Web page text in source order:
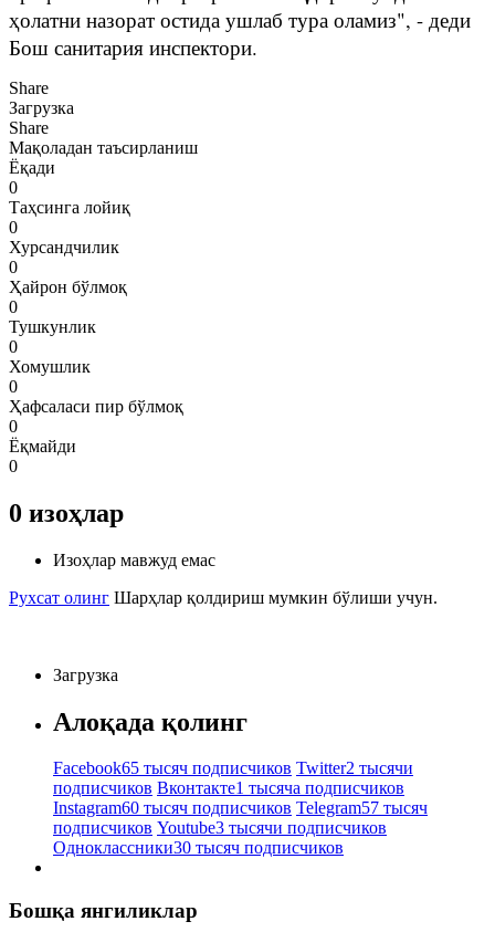
ҳолатни назорат остида ушлаб тура оламиз", - деди
Бош санитария инспектори.
Share
Загрузка
Share
Мақоладан таъсирланиш
Ёқади
0
Таҳсинга лойиқ
0
Хурсандчилик
0
Ҳайрон бўлмоқ
0
Тушкунлик
0
Хомушлик
0
Ҳафсаласи пир бўлмоқ
0
Ёқмайди
0
0 изоҳлар
Изоҳлар мавжуд емас
Рухсат олинг Шарҳлар қолдириш мумкин бўлиши учун.
Загрузка
Алоқада қолинг
Facebook65 тысяч подписчиков Twitter2 тысячи
подписчиков Вконтакте1 тысяча подписчиков
Instagram60 тысяч подписчиков Telegram57 тысяч
подписчиков Youtube3 тысячи подписчиков
Одноклассники30 тысяч подписчиков
Бошқа янгиликлар